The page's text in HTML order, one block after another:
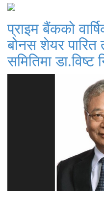
प्राइम बैंकको
बोनस शेयर
समितिमा डा.विष्ट